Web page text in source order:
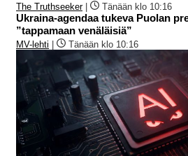
The Truthseeker| Tänään klo 10:16
Ukraina-agendaa tukeva Puolan
”tappamaan venäläisiä”
MV-lehti Tänään klo 10:16